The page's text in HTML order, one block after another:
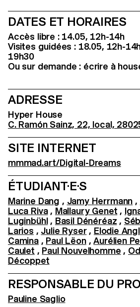
DATES ET HORAIRES
Accès libre : 14.05, 12h-14h
Visites guidées : 18.05, 12h-
19h30
Ou sur demande : écrire à
ADRESSE
Hyper House
C. Ramón Sainz, 22, local,
SITE INTERNET
mmmad.art/Digital-Dreams
ÉTUDIANT·E·S
Marine Dang , Jamy Herrmann ,
Luca Riva, Mallaury Genet ,
Luginbühl, Basil Dénéréaz ,
Larios , Julie Ryser, Elodie
Camina, Paul Lëon,Aurélien
Caulet , Paul Nouvelhomme ,
Décoppet
RESPONSABLE DU
Pauline Saglio